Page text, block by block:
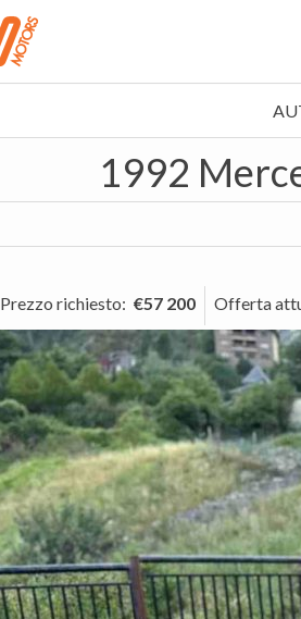
1992
Prezzo richiesto: €57 200 Offerta